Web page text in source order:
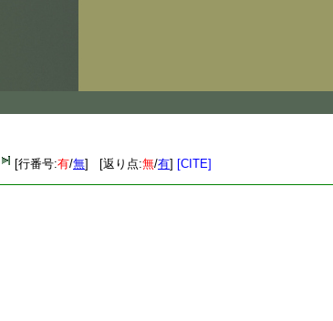
[行番号:有/無] [返り点:無/有] [CITE]